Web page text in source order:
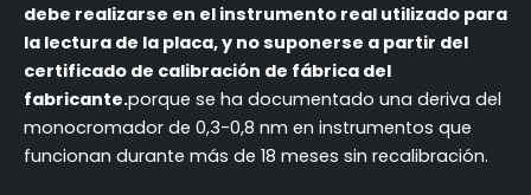
debe realizarse en el instrumento real utilizado para
la lectura de la placa, y no suponerse a partir del
certificado de calibración de fábrica del
fabricante.porque se ha documentado una deriva del
monocromador de 0,3-0,8 nm en instrumentos que
funcionan durante más de 18 meses sin recalibración.